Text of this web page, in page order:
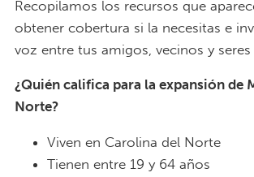
Recopilamos los recursos que
obtener cobertura si la necesitas e
voz entre tus amigos, vecinos y seres
¿Quién califica para la expansión de
Norte?
Viven en Carolina del Norte
Tienen entre 19 y 64 años